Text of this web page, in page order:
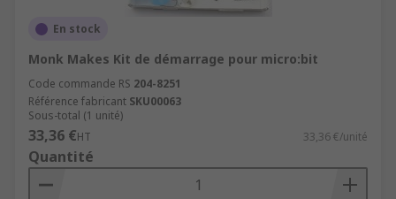
En stock
Monk Makes Kit de démarrage pour micro:bit
Code commande RS 204-8251
Référence fabricant SKU00063
Sous-total (1 unité)
33,36 €HT 33,36 €/unité
Quantité